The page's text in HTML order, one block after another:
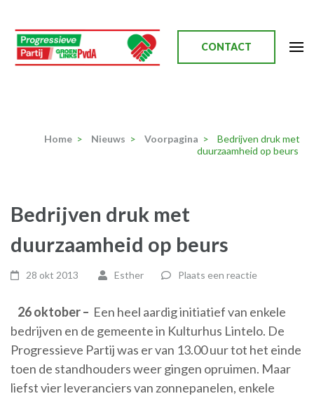
naar
inhoud
(Druk
CONTACT
Home > Nieuws > Voorpagina >
Bedrijven druk met
duurzaamheid op beurs
Bedrijven druk met
duurzaamheid op beurs
28 okt 2013 Esther Plaats een reactie
26 oktober – Een heel aardig initiatief van enkele
bedrijven en de gemeente in Kulturhus Lintelo. De
Progressieve Partij was er van 13.00 uur tot het einde
toen de standhouders weer gingen opruimen. Maar
liefst vier leveranciers van zonnepanelen, enkele